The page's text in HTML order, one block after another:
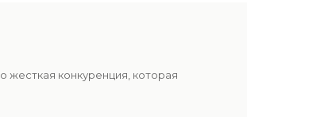
жесткая конкуренция, которая